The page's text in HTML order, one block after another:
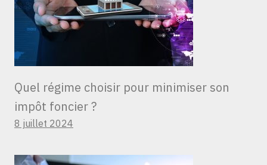
Quel régime choisir pour minimiser son
impôt foncier ?
8 juillet 2024